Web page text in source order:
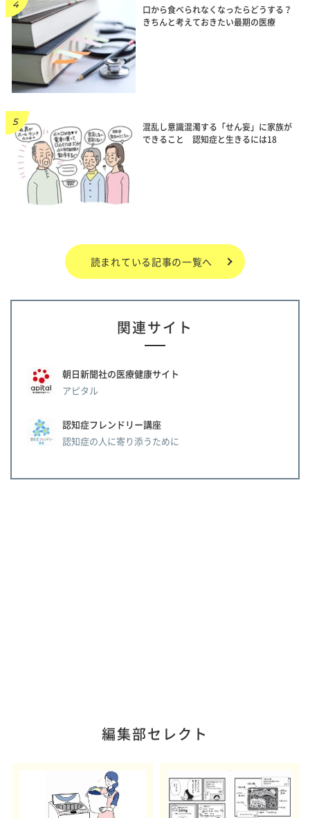
口から食べられなくなったらどうする？
きちんと考えておきたい最期の医療
混乱し意識混濁する「せん妄」に家族が
できること 認知症と生きるには18
読まれている記事の一覧へ
関連サイト
朝日新聞社の医療健康サイト
アピタル
認知症フレンドリー講座
認知症の人に寄り添うために
編集部セレクト